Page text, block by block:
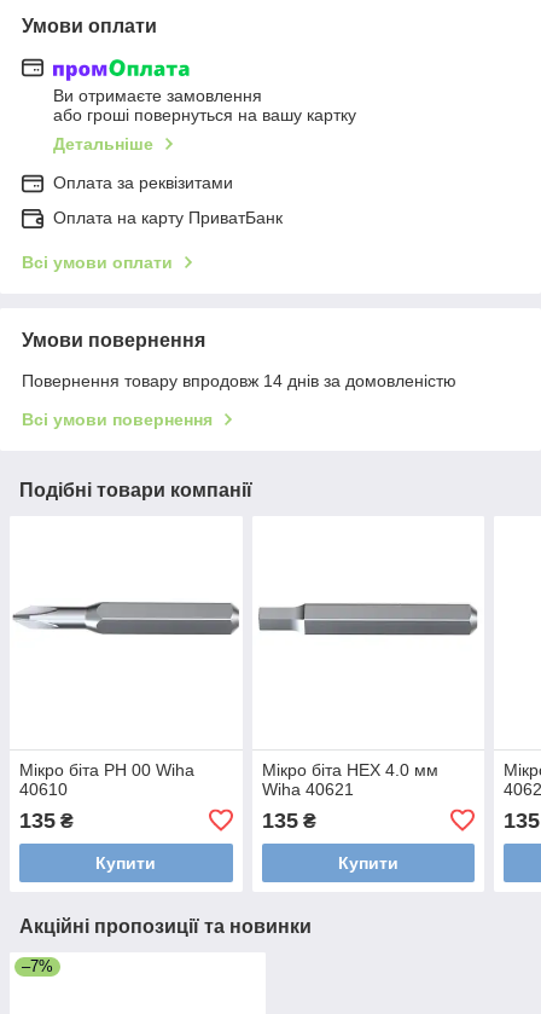
Умови оплати
Ви отримаєте замовлення
або гроші повернуться на вашу картку
Детальніше
Оплата за реквізитами
Оплата на карту ПриватБанк
Всі умови оплати
Умови повернення
Повернення товару впродовж 14 днів за домовленістю
Всі умови повернення
Подібні товари компанії
Мікро біта РН 00 Wiha
40610
135 ₴
Купити
Мікро біта HEX 4.0 мм
Wiha 40621
135₴
Купити
135
Акційні пропозиції та новинки
–7%